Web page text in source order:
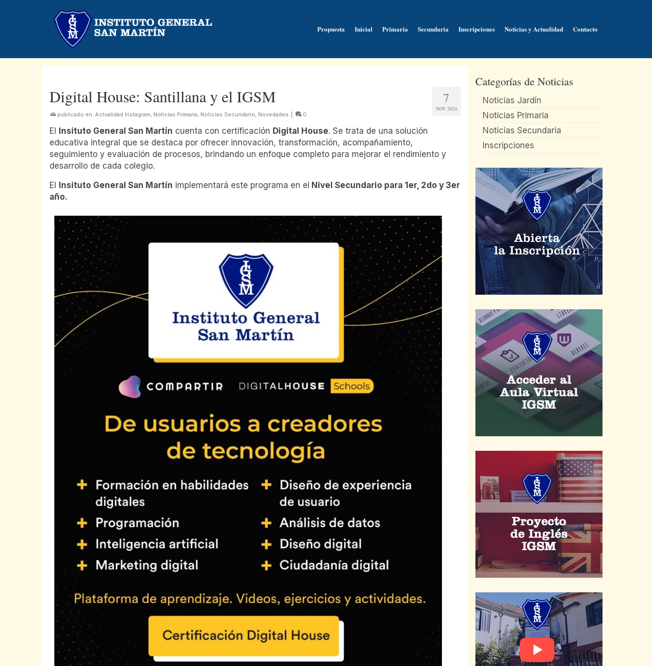
Propuesta Inicial Primaria Secundaria Inscripciones Noticias y Actualidad Contacto
7
NOV 2024
Digital House: Santillana y el IGSM
publicado en: Actualidad Instagram, Noticias Primaria, Noticias Secundario, Novedades 0
El Insituto General San Martín cuenta con certificación Digital House. Se trata de una solución
educativa integral que se destaca por ofrecer innovación, transformación, acompañamiento,
seguimiento y evaluación de procesos, brindando un enfoque completo para mejorar el rendimiento y
desarrollo de cada colegio.
El
Insituto General San Martín implementará este programa en el Nivel Secundario para 1er, 2do y 3er
año.
Categorías de Noticias
Noticias Jardín
Noticias Primaria
Noticias Secundaria
Inscripciones